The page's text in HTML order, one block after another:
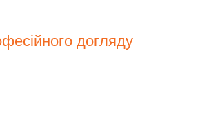
догляду